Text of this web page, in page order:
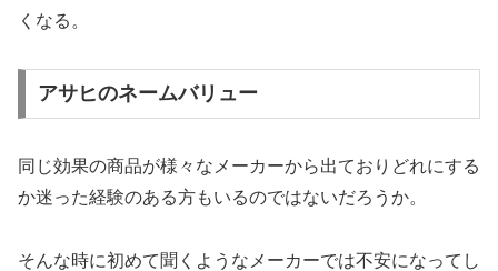
くなる。
アサヒのネームバリュー
同じ効果の商品が様々なメーカーから出ておりどれにする
か迷った経験のある方もいるのではないだろうか。
そんな時に初めて聞くようなメーカーでは不安になってし